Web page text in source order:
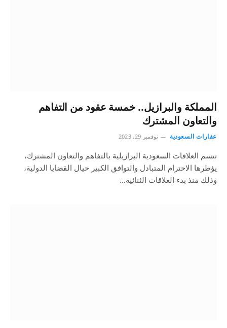
المملكة والبرازيل.. خمسة عقود من التفاهم
والتعاون المشترك
عقارات السعودية نوفمبر 29, 2023
تتسم العلاقات السعودية البرازيلية بالتفاهم والتعاون المشترك،
يؤطرها الاحترام المتبادل والتوافق الكبير حيال القضايا الدولية،
وذلك منذ بدء العلاقات الثنائية…